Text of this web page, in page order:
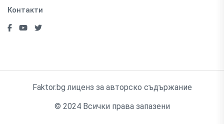
Контакти
Faktor.bg лиценз за авторско съдържание
© 2024 Всички права запазени